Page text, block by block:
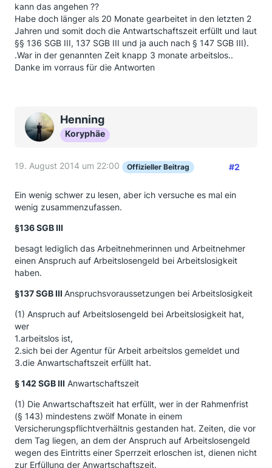
kann das angehen ??
Habe doch länger als 20 Monate gearbeitet in den letzten 2
Jahren und somit doch die Antwartschaftszeit erfüllt und laut
§§ 136 SGB III, 137 SGB III und ja auch nach § 147 SGB III).
.War in der genannten Zeit knapp 3 monate arbeitslos..
Danke im vorraus für die Antworten
Henning
Koryphäe
19. August 2014 um 22:00 Offizieller Beitrag #2
Ein wenig schwer zu lesen, aber ich versuche es mal ein
wenig zusammenzufassen.
§136 SGB III
besagt lediglich das Arbeitnehmerinnen und Arbeitnehmer
einen Anspruch auf Arbeitslosengeld bei Arbeitslosigkeit
haben.
§137 SGB III Anspruchsvoraussetzungen bei Arbeitslosigkeit
(1) Anspruch auf Arbeitslosengeld bei Arbeitslosigkeit hat,
wer
1.arbeitslos ist,
2.sich bei der Agentur für Arbeit arbeitslos gemeldet und
3.die Anwartschaftszeit erfüllt hat.
§ 142 SGB III Anwartschaftszeit
(1) Die Anwartschaftszeit hat erfüllt, wer in der Rahmenfrist
(§ 143) mindestens zwölf Monate in einem
Versicherungspflichtverhältnis gestanden hat. Zeiten, die vor
dem Tag liegen, an dem der Anspruch auf Arbeitslosengeld
wegen des Eintritts einer Sperrzeit erloschen ist, dienen nicht
zur Erfüllung der Anwartschaftszeit.